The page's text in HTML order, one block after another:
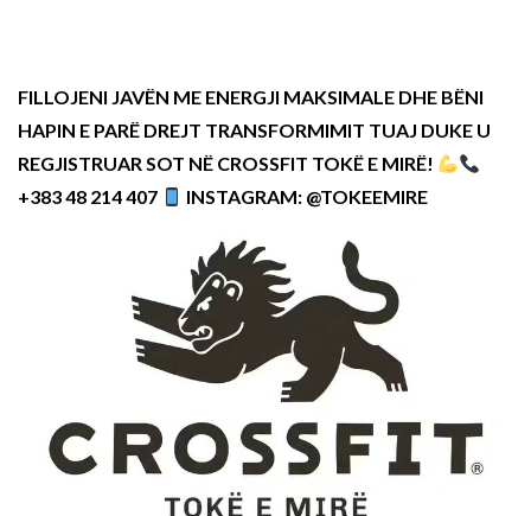
FILLOJENI JAVËN ME ENERGJI MAKSIMALE DHE BËNI
HAPIN E PARË DREJT TRANSFORMIMIT TUAJ DUKE U
REGJISTRUAR SOT NË CROSSFIT TOKË E MIRË!
+383 48 214 407
INSTAGRAM: @TOKEEMIRE